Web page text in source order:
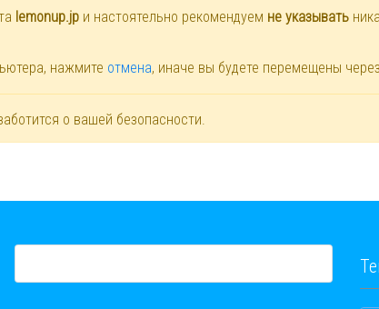
lemonup.jp и настоятельно рекомендуем не указывать
нажмите отмена, иначе вы будете перемещены через
о вашей безопасности.